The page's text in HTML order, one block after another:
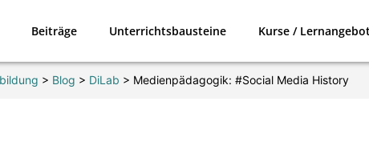
Beiträge Unterrichtsbausteine Kurse /
> Blog > DiLab > Medienpädagogik: #Social Media History